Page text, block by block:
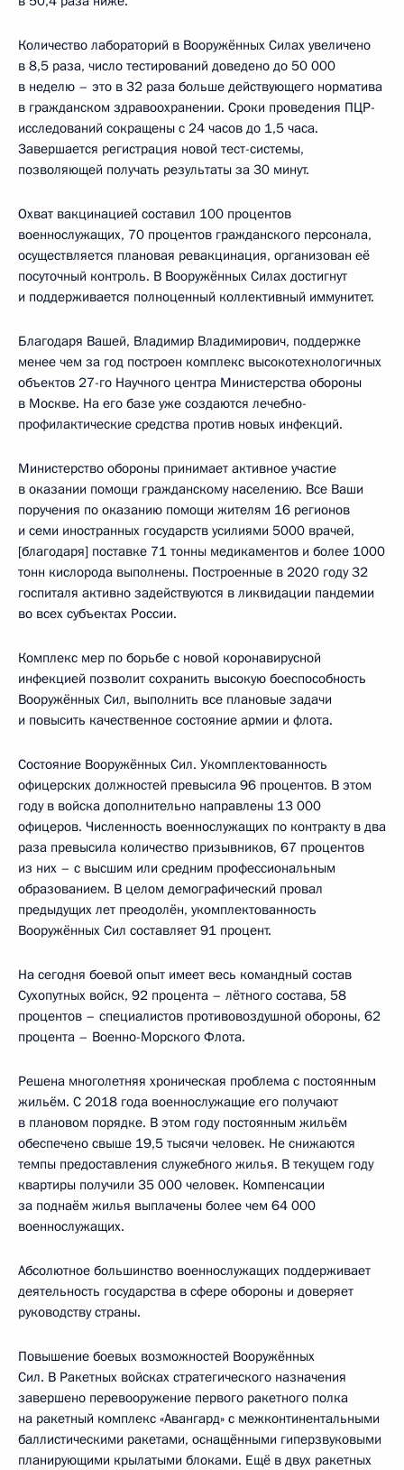
Количество лабораторий в Вооружённых Силах увеличено
в 8,5 раза, число тестирований доведено до 50 000
в неделю – это в 32 раза больше действующего норматива
в гражданском здравоохранении. Сроки проведения ПЦР-
исследований сокращены с 24 часов до 1,5 часа.
Завершается регистрация новой тест-системы,
позволяющей получать результаты за 30 минут.
Охват вакцинацией составил 100 процентов
военнослужащих, 70 процентов гражданского персонала,
осуществляется плановая ревакцинация, организован её
посуточный контроль. В Вооружённых Силах достигнут
и поддерживается полноценный коллективный иммунитет.
Благодаря Вашей, Владимир Владимирович, поддержке
менее чем за год построен комплекс высокотехнологичных
объектов 27-го Научного центра Министерства обороны
в Москве. На его базе уже создаются лечебно-
профилактические средства против новых инфекций.
Министерство обороны принимает активное участие
в оказании помощи гражданскому населению. Все Ваши
поручения по оказанию помощи жителям 16 регионов
и семи иностранных государств усилиями 5000 врачей,
[благодаря] поставке 71 тонны медикаментов и более 1000
тонн кислорода выполнены. Построенные в 2020 году 32
госпиталя активно задействуются в ликвидации пандемии
во всех субъектах России.
Комплекс мер по борьбе с новой коронавирусной
инфекцией позволит сохранить высокую боеспособность
Вооружённых Сил, выполнить все плановые задачи
и повысить качественное состояние армии и флота.
Состояние Вооружённых Сил. Укомплектованность
офицерских должностей превысила 96 процентов. В этом
году в войска дополнительно направлены 13 000
офицеров. Численность военнослужащих по контракту в два
раза превысила количество призывников, 67 процентов
из них – с высшим или средним профессиональным
образованием. В целом демографический провал
предыдущих лет преодолён, укомплектованность
Вооружённых Сил составляет 91 процент.
На сегодня боевой опыт имеет весь командный состав
Сухопутных войск, 92 процента – лётного состава, 58
процентов – специалистов противовоздушной обороны, 62
процента – Военно-Морского Флота.
Решена многолетняя хроническая проблема с постоянным
жильём. С 2018 года военнослужащие его получают
в плановом порядке. В этом году постоянным жильём
обеспечено свыше 19,5 тысячи человек. Не снижаются
темпы предоставления служебного жилья. В текущем году
квартиры получили 35 000 человек. Компенсации
за поднаём жилья выплачены более чем 64 000
военнослужащих.
Абсолютное большинство военнослужащих поддерживает
деятельность государства в сфере обороны и доверяет
руководству страны.
Повышение боевых возможностей Вооружённых
Сил. В Ракетных войсках стратегического назначения
завершено перевооружение первого ракетного полка
на ракетный комплекс «Авангард» с межконтинентальными
баллистическими ракетами, оснащёнными гиперзвуковыми
планирующими крылатыми блоками. Ещё в двух ракетных